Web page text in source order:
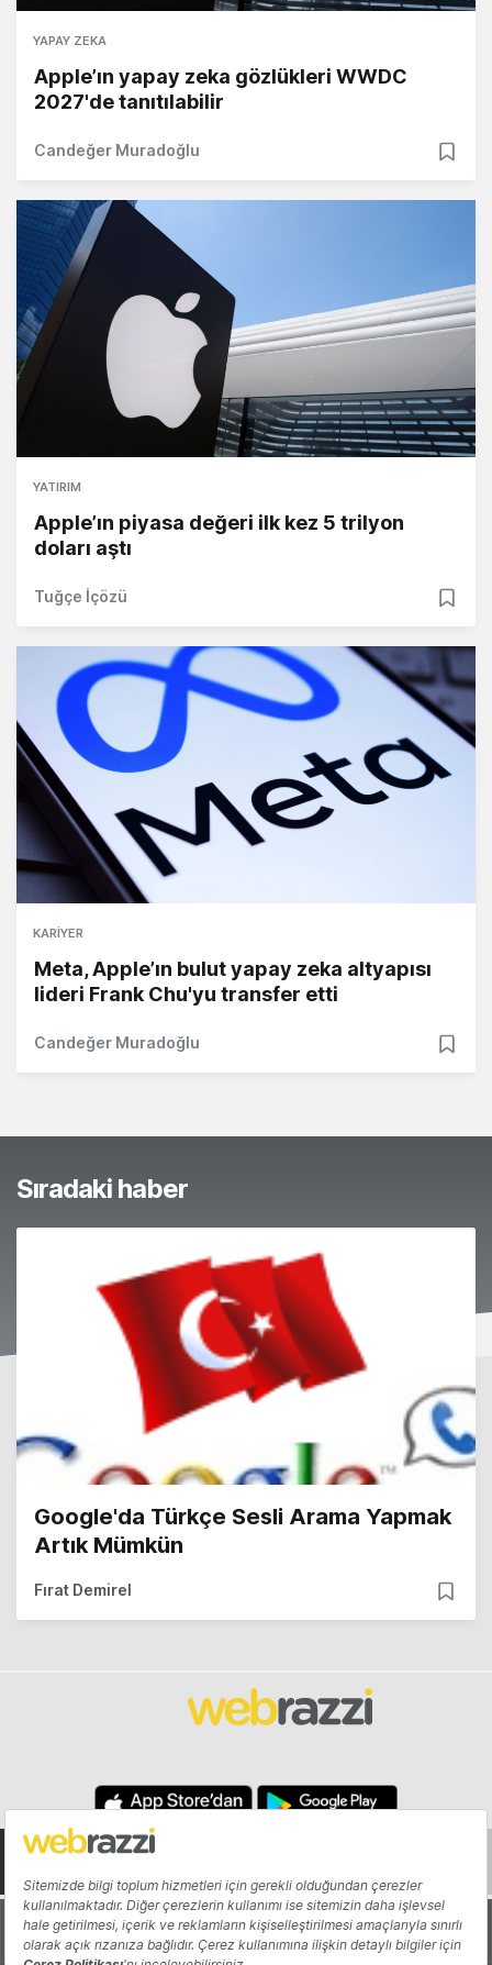
YAPAY ZEKA
Apple’ın yapay zeka gözlükleri WWDC
2027'de tanıtılabilir
Candeğer Muradoğlu
YATIRIM
Apple’ın piyasa değeri ilk kez 5 trilyon
doları aştı
Tuğçe İçözü
KARIYER
Meta, Apple’ın bulut yapay zeka altyapısı
lideri Frank Chu'yu transfer etti
Candeğer Muradoğlu
Sıradaki haber
Google'da Türkçe Sesli Arama Yapmak
Artık Mümkün
Fırat Demirel
Hakkında Yazarlar